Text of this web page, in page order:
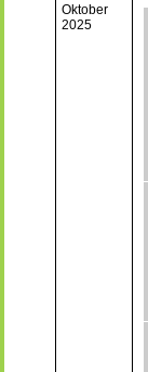
Oktober
2025